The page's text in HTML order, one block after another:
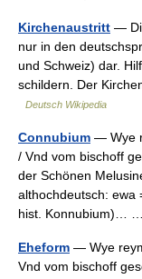
Kirchenaustritt —
nur in den
und Schweiz) dar.
schildern. Der
Deutsch Wikipedia
Connubium — Wye
/ Vnd vom bischoff
der Schönen
althochdeutsch: ewa
hist. Konnubium)…
Eheform — Wye
Vnd vom bischoff